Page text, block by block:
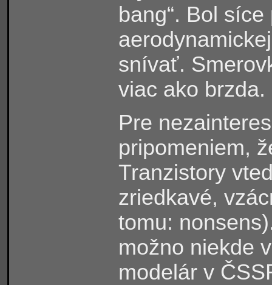
bang“. Bol
snívať.
viac ako brzda.
Pre
pripomeniem,
Tranzistory
zriedkavé,
tomu:
možno niekde
modelár v